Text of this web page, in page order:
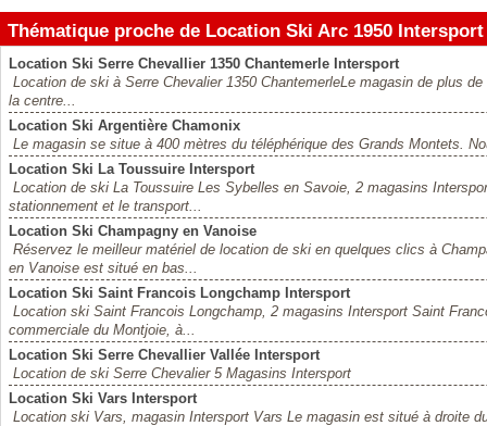
Thématique proche de Location Ski Arc 1950 Intersport
Location Ski Serre Chevallier 1350 Chantemerle Intersport
Location de ski à Serre Chevalier 1350 ChantemerleLe magasin de plus
la centre...
Location Ski Argentière Chamonix
Le magasin se situe à 400 mètres du téléphérique des Grands Montets.
Location Ski La Toussuire Intersport
Location de ski La Toussuire Les Sybelles en Savoie, 2 magasins
stationnement et le transport...
Location Ski Champagny en Vanoise
Réservez le meilleur matériel de location de ski en quelques clics à
en Vanoise est situé en bas...
Location Ski Saint Francois Longchamp Intersport
Location ski Saint Francois Longchamp, 2 magasins Intersport Saint
commerciale du Montjoie, à...
Location Ski Serre Chevallier Vallée Intersport
Location de ski Serre Chevalier 5 Magasins Intersport
Location Ski Vars Intersport
Location ski Vars, magasin Intersport Vars Le magasin est situé à droite